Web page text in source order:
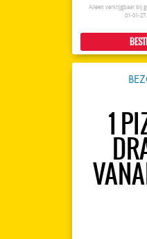
Alleen verkrijgbaar bij
01-01-27.
1